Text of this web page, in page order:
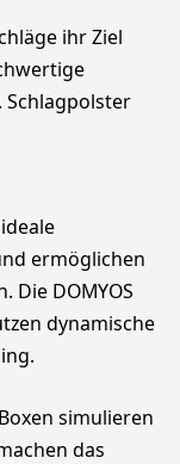
ihr Ziel
ermöglichen
Die DOMYOS
dynamische
simulieren
das